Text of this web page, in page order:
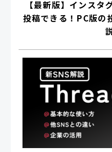
【最新版】インスタ
投稿できる！PC版の